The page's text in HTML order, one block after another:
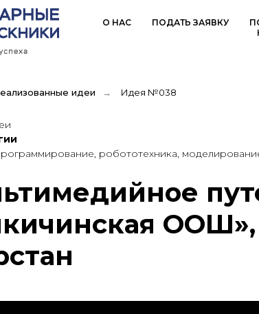
О НАС ПОДАТЬ ЗАЯВКУ
идеи → Идея №038
робототехника,
ООШ»,